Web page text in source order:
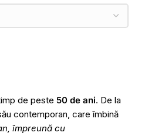
de peste 50 de ani. De la
contemporan, care îmbină
împreună cu